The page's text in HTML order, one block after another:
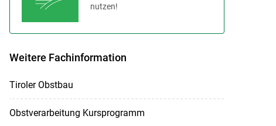
nutzen!
Weitere Fachinformation
Tiroler Obstbau
Obstverarbeitung Kursprogramm